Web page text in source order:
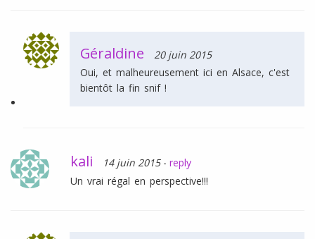
Géraldine
20 juin 2015
Oui, et malheureusement ici en Alsace, c'est
bientôt la fin snif !
kali 14 juin 2015 - reply
Un vrai régal en perspective!!!